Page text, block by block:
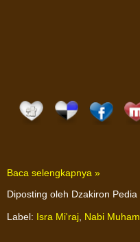
Baca selengkapnya »
Diposting oleh Dzakiron Pedia
Label: Isra Mi'raj Nabi